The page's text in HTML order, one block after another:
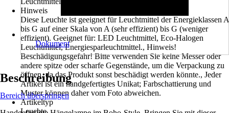
Hinweis
Diese Leuchte ist geeignet für Leuchtmittel der Energieklassen A
bis G auf einer Skala von A (sehr effizient) bis G (weniger
effizient). Geeignet für: LED Leuchtmittel, Eco-Halogen
Leuchtmittel, Energiesparleuchtmittel., Hinweis!
Beschädigungsgefahr! Bitte verwenden Sie keine Messer oder
andere spitze oder scharfe Gegenstände, um die Verpackung zu
öffnen, da das Produkt sonst beschädigt werden könnte., Jeder
Artikel ist ein handgefertigtes Unikat; Farbschattierung und
Muster können daher vom Foto abweichen.
Artikeltyp
Leuchte
Dokument
Beschreibung
Bereich überspringen